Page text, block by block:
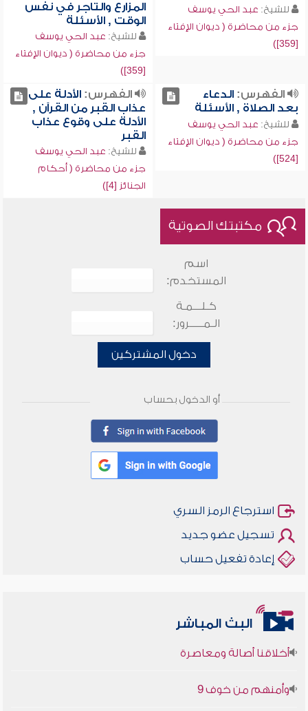
للشيخ: عبد الحي يوسف
جزء من محاضرة ( ديوان الإفتاء
[359])
المزارع والتاجر في نفس
الوقت , الأسئلة
للشيخ: عبد الحي يوسف
جزء من محاضرة ( ديوان الإفتاء
[359])
الفهرس:الدعاء
بعد الصلاة , الأسئلة
للشيخ: عبد الحي يوسف
جزء من محاضرة ( ديوان الإفتاء
[524])
الفهرس:الأدلة على
عذاب القبر من القرآن ,
الأدلة على وقوع عذاب
القبر
للشيخ: عبد الحي يوسف
جزء من محاضرة ( أحكام
الجنائز [4])
مكتبتك الصوتية
اسم
المستخدم:
كـلـــمـة
الـمـــــرور:
دخول المشتركين
أو الدخول بحساب
استرجاع الرمز السري
تسجيل عضو جديد
إعادة تفعيل حساب
البث المباشر